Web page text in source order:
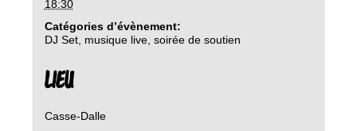
18:30
Catégories d’évènement:
DJ Set, musique live, soirée de soutien
LIEU
Casse-Dalle